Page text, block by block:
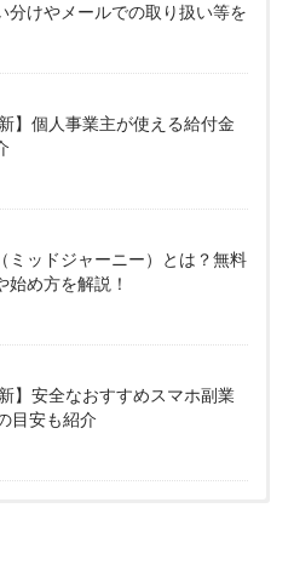
分けやメールでの取り扱い等を
】個人事業主が使える給付金
ミッドジャーニー）とは？無料
始め方を解説！
】安全なおすすめスマホ副業
目安も紹介